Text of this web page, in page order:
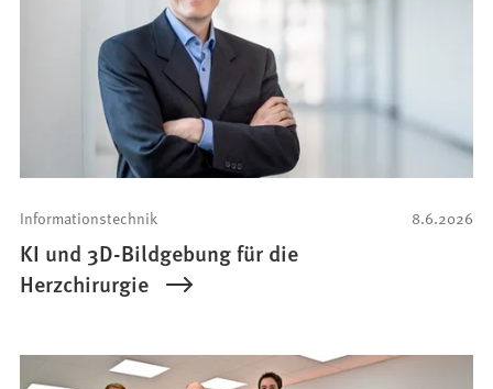
8.6.2026
Informationstechnik
KI und 3D-Bildgebung für die
Herzchirurgie